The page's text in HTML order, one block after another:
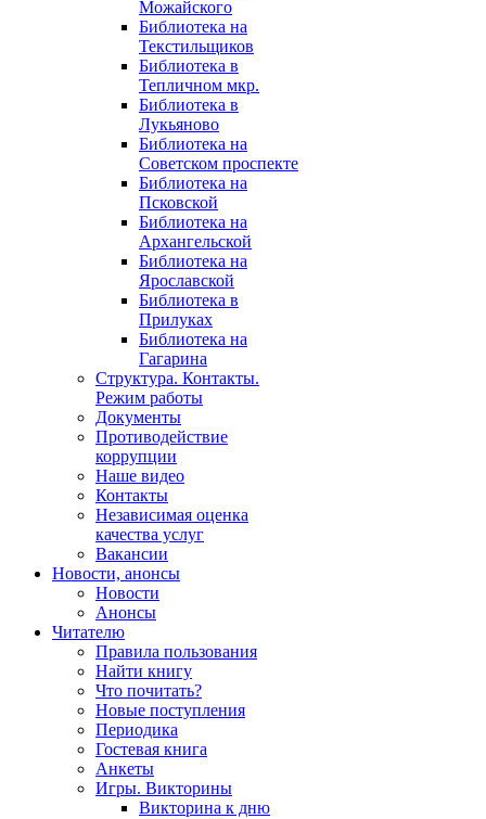
Можайского
Библиотека на
Текстильщиков
Библиотека в
Тепличном мкр.
Библиотека в
Лукьяново
Библиотека на
Советском проспекте
Библиотека на
Псковской
Библиотека на
Архангельской
Библиотека на
Ярославской
Библиотека в
Прилуках
Библиотека на
Гагарина
Структура. Контакты.
Режим работы
Документы
Противодействие
коррупции
Наше видео
Контакты
Независимая оценка
качества услуг
Вакансии
Новости, анонсы
Новости
Анонсы
Читателю
Правила пользования
Найти книгу
Что почитать?
Новые поступления
Периодика
Гостевая книга
Анкеты
Игры. Викторины
Викторина к дню